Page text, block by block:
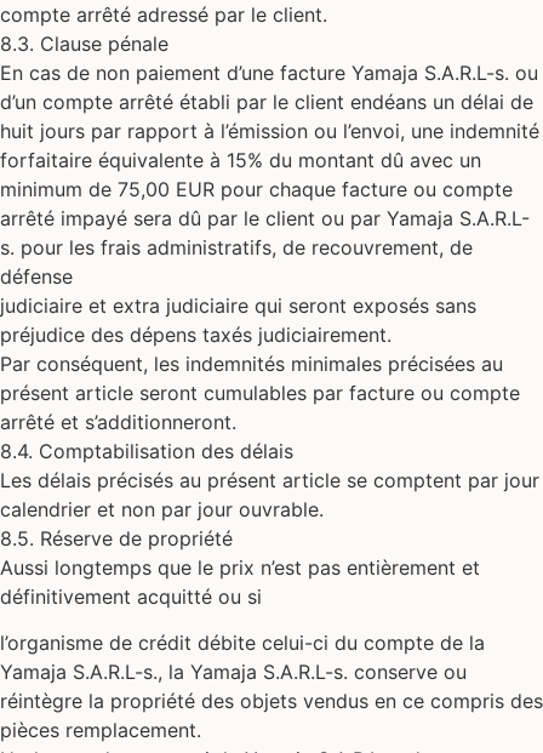
compte arrêté adressé par le client.
8.3. Clause pénale
En cas de non paiement d’une facture Yamaja S.A.R.L-s. ou
d’un compte arrêté établi par le client endéans un délai de
huit jours par rapport à l’émission ou l’envoi, une indemnité
forfaitaire équivalente à 15% du montant dû avec un
minimum de 75,00 EUR pour chaque facture ou compte
arrêté impayé sera dû par le client ou par Yamaja S.A.R.L-
s. pour les frais administratifs, de recouvrement, de
défense
judiciaire et extra judiciaire qui seront exposés sans
préjudice des dépens taxés judiciairement.
Par conséquent, les indemnités minimales précisées au
présent article seront cumulables par facture ou compte
arrêté et s’additionneront.
8.4. Comptabilisation des délais
Les délais précisés au présent article se comptent par jour
calendrier et non par jour ouvrable.
8.5. Réserve de propriété
Aussi longtemps que le prix n’est pas entièrement et
définitivement acquitté ou si
l’organisme de crédit débite celui-ci du compte de la
Yamaja S.A.R.L-s., la Yamaja S.A.R.L-s. conserve ou
réintègre la propriété des objets vendus en ce compris des
pièces remplacement.